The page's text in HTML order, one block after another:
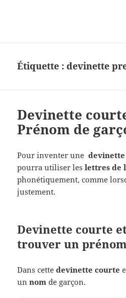
devinettes, pour
Étiquette :devinette
Devinette
Prénom de
Pour inventer une
pourra utiliser leslettres de
phonétiquement, comme
justement.
Devinette courte
trouver un
Dans cettedevinette courte
unnom de garçon.